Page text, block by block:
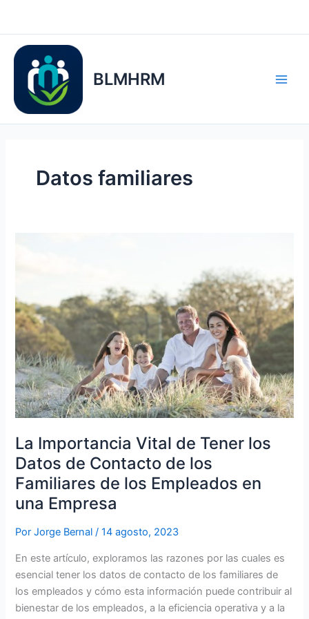
BLMHRM
Datos familiares
La Importancia Vital de Tener los
Datos de Contacto de los
Familiares de los Empleados en
una Empresa
PorJorge Bernal/14 agosto, 2023
En este artículo, exploramos las razones por las cuales es
esencial tener los datos de contacto de los familiares de
los empleados y cómo esta información puede contribuir al
bienestar de los empleados, a la eficiencia operativa y a la